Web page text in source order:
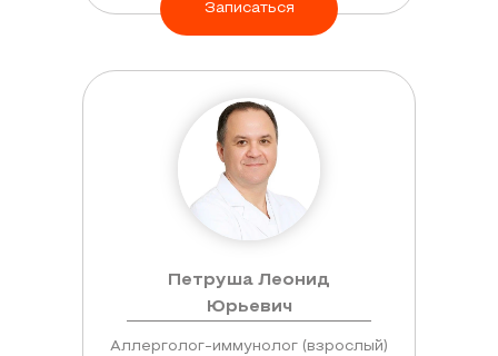
Записаться
Петруша Леонид
Юрьевич
Аллерголог-иммунолог (взрослый)